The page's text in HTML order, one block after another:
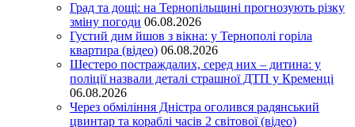
Град та дощі: на Тернопільщині прогнозують різку
зміну погоди 06.08.2026
Густий дим йшов з вікна: у Тернополі горіла
квартира (відео) 06.08.2026
Шестеро постраждалих, серед них – дитина: у
поліції назвали деталі страшної ДТП у Кременці
06.08.2026
Через обміління Дністра оголився радянський
цвинтар та кораблі часів 2 світової (відео)